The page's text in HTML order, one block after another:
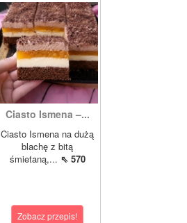
Ciasto Ismena –...
Ciasto Ismena na dużą
blachę z bitą
śmietaną,... ⇖ 570
Zobacz przepis!